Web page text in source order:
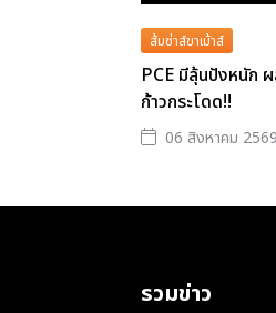
ส้มซ่าส์ขาเม้าส์
PCE มีลุ้นปังหนัก
ก้าวกระโดด!!
06 สิงหาคม 2569
รวมข่าว